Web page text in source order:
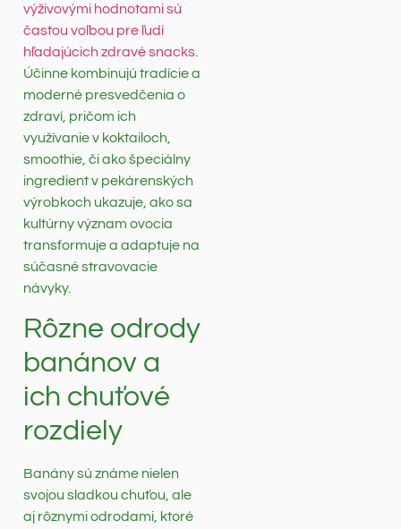
výživovými hodnotami sú
častou voľbou pre ľudí
hľadajúcich zdravé snacks.
Účinne kombinujú tradície a
moderné presvedčenia o
zdraví, pričom ich
využívanie v koktailoch,
smoothie, či ako špeciálny
ingredient v pekárenských
výrobkoch ukazuje, ako sa
kultúrny význam ovocia
transformuje a adaptuje na
súčasné stravovacie
návyky.
Rôzne odrody
banánov a
ich chuťové
rozdiely
Banány sú známe nielen
svojou sladkou chuťou, ale
aj rôznymi odrodami, ktoré